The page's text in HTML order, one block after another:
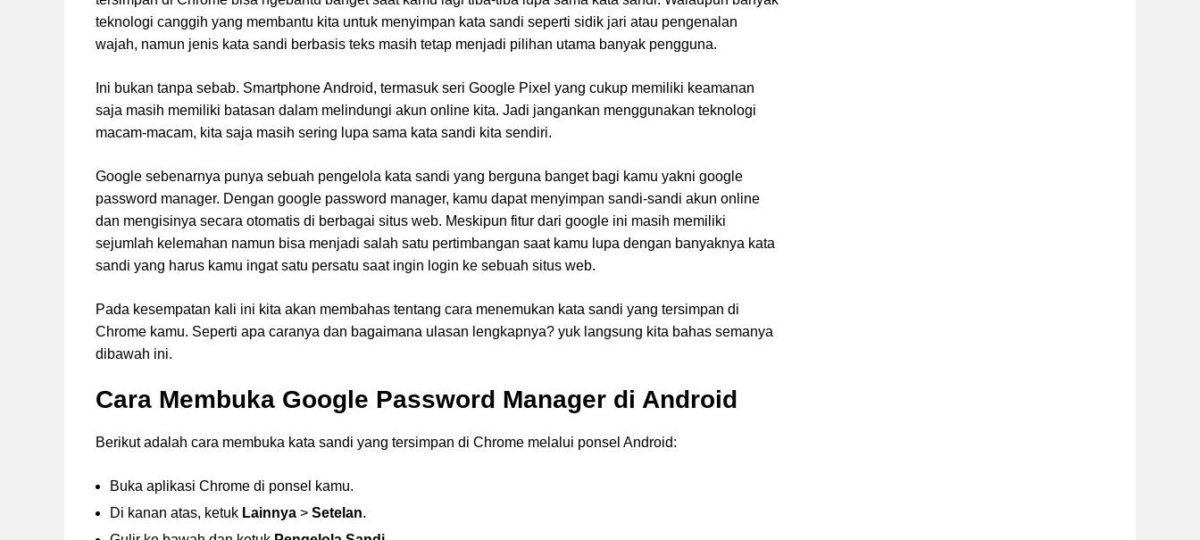
teknologi canggih yang membantu kita untuk menyimpan kata sandi seperti sidik jari atau pengenalan
wajah, namun jenis kata sandi berbasis teks masih tetap menjadi pilihan utama banyak pengguna.
Ini bukan tanpa sebab. Smartphone Android, termasuk seri Google Pixel yang cukup memiliki keamanan
saja masih memiliki batasan dalam melindungi akun online kita. Jadi jangankan menggunakan teknologi
macam-macam, kita saja masih sering lupa sama kata sandi kita sendiri.
Google sebenarnya punya sebuah pengelola kata sandi yang berguna banget bagi kamu yakni google
password manager. Dengan google password manager, kamu dapat menyimpan sandi-sandi akun online
dan mengisinya secara otomatis di berbagai situs web. Meskipun fitur dari google ini masih memiliki
sejumlah kelemahan namun bisa menjadi salah satu pertimbangan saat kamu lupa dengan banyaknya kata
sandi yang harus kamu ingat satu persatu saat ingin login ke sebuah situs web.
Pada kesempatan kali ini kita akan membahas tentang cara menemukan kata sandi yang tersimpan di
Chrome kamu. Seperti apa caranya dan bagaimana ulasan lengkapnya? yuk langsung kita bahas semanya
dibawah ini.
Cara Membuka Google Password Manager di Android
Berikut adalah cara membuka kata sandi yang tersimpan di Chrome melalui ponsel Android:
Buka aplikasi Chrome di ponsel kamu.
Di kanan atas, ketuk Lainnya > Setelan.